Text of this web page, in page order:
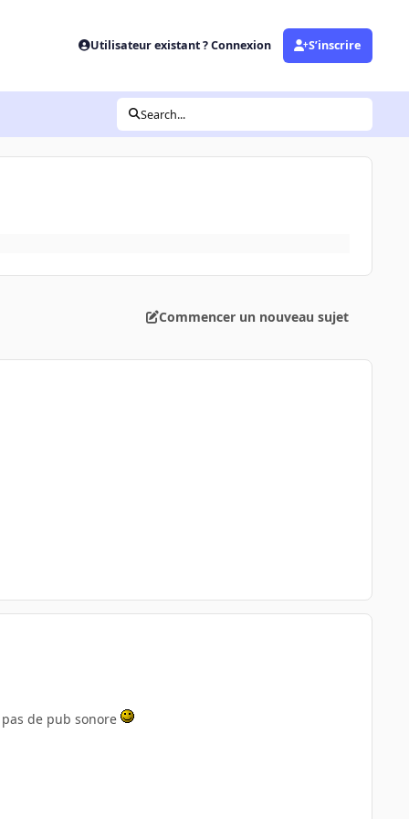
Utilisateur existant ? Connexion S’inscrire
Search...
Commencer un nouveau sujet
de pub sonore